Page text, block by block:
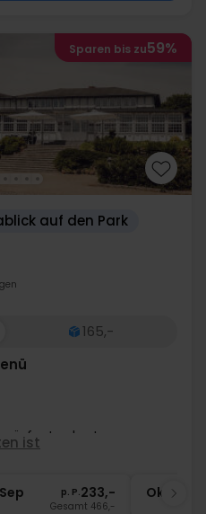
Sparen bis zu59%
auf den Park
165,-
festgelegt
Aufenthalt
ist
Sep p. P.233,-
Gesamt 466,-
Okt